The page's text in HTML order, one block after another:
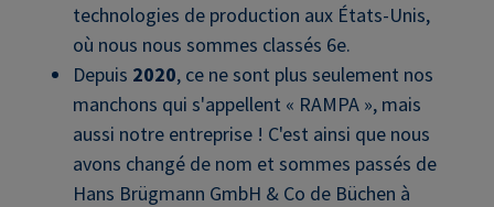
technologies de production aux États-Unis,
où nous nous sommes classés 6e.
Depuis 2020, ce ne sont plus seulement nos
manchons qui s'appellent « RAMPA », mais
aussi notre entreprise ! C'est ainsi que nous
avons changé de nom et sommes passés de
Hans Brügmann GmbH & Co de Büchen à